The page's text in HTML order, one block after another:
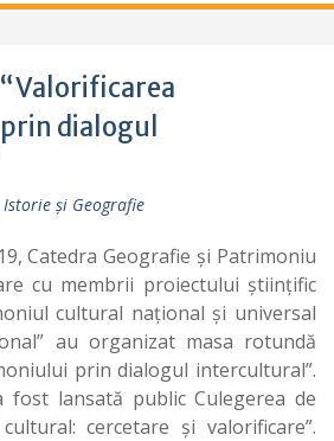
dialogul
Istorie și Geografie
Catedra Geografie și Patrimoniu
cu membrii proiectului științific
cultural național și universal
au organizat masa rotundă
prin dialogul intercultural”.
fost lansată public Culegerea de
cercetare și valorificare”.